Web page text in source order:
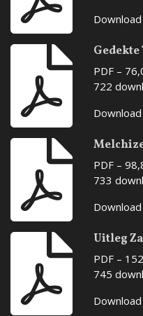
Download
PDF –
722
Download
PDF –
733
Download
Uitleg
PDF –
745
Download